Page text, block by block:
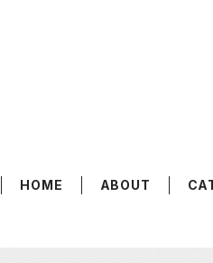
HOME ABOUT